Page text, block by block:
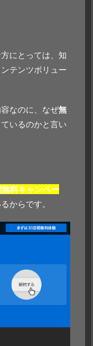
にとっては、知
テンツボリュー
なのに、なぜ無
いるのかと言い
料キャンペー
からです。